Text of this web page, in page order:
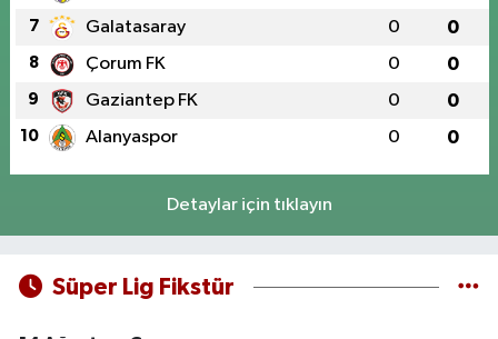
7 Galatasaray 0 0
8 Çorum FK 0 0
9 Gaziantep FK 0 0
10 Alanyaspor 0 0
Detaylar için tıklayın
Süper Lig Fikstür